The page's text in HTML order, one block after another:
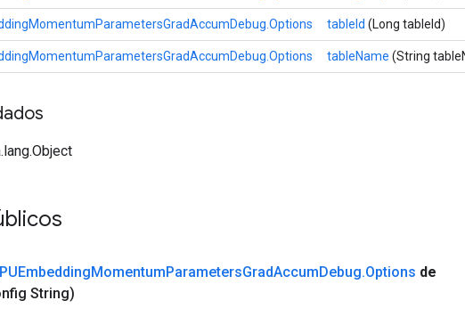
tableId (Long tableId)
tableName (String
MomentumParametersGradAccumDebug.Options de
String)